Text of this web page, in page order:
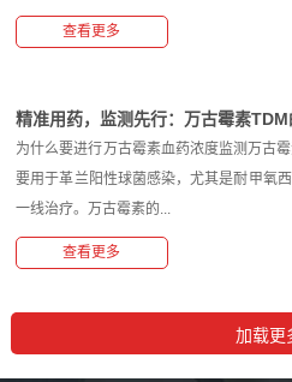
查看更多
精准用药，监测先行：万古霉素
为什么要进行万古霉素血药浓度监测万古
要用于革兰阳性球菌感染，尤其是耐甲氧
一线治疗。万古霉素的...
查看更多